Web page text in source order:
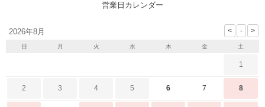
営業日カレンダー
2026年8月
日 月 火 水 木 金 土
1
2 3 4 5 6 7 8